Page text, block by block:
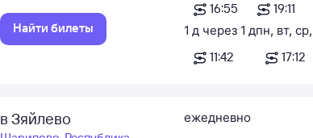
Найти билеты
16:55
19:11
1 д через 1 д
11:42
пн, вт, ср,
17:12
в Зяйлево
ежедневно